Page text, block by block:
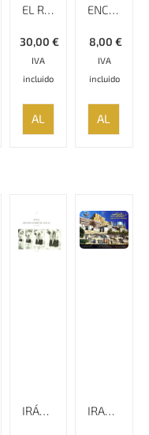
EL RENACIMIENTO LITERARIO DE PERSIA
€
30,00
IVA
incluido
AL
CARRITO
ENCUENTRO EN IRÁN
€
8,00
IVA
incluido
AL
CARRITO
IRÁN NEGROS SOBRE BLANCO IRAN SEVEN FACES OF A CIVILIZATION